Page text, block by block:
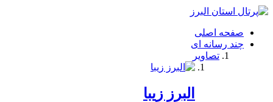
فصد
شرق
تهران
خشکشویی
صفحه اصلی
چند رسانه ای
تصاویر
البرز زیبا